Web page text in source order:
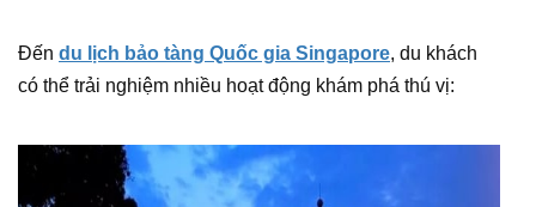
Đến du lịch bảo tàng Quốc gia Singapore, du khách
có thể trải nghiệm nhiều hoạt động khám phá thú vị: